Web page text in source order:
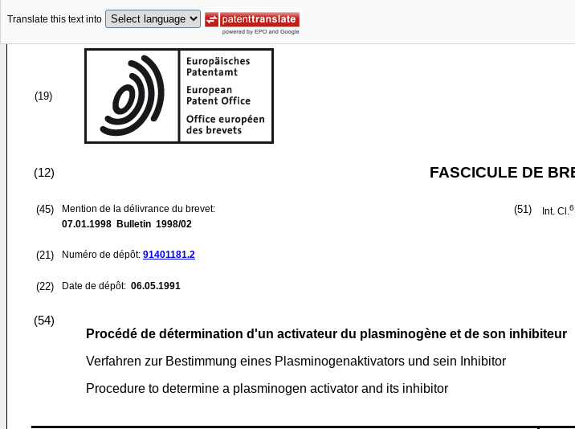
Translate this text into
(19)
(12) FASCICULE DE
(45)
Mention de la délivrance du brevet:
07.01.1998 Bulletin 1998/02
(21) Numéro de dépôt: 91401181.2
(22) Date de dépôt: 06.05.1991
(51) Int. Cl.6
(54)
Procédé de détermination d'un activateur du plasminogène et de son inhibiteur
Verfahren zur Bestimmung eines Plasminogenaktivators und sein Inhibitor
Procedure to determine a plasminogen activator and its inhibitor